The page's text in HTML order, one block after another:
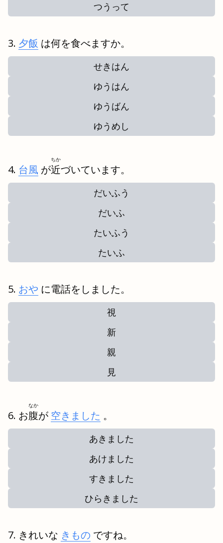
つうって
夕飯 は何を食べますか。
せきはん
ゆうはん
ゆうばん
ゆうめし
台風 が近
ちか
づいています。
だいふう
だいふ
たいふう
たいふ
おや に電話をしました。
視
新
親
見
お腹
なか
が 空きました 。
あきました
あけました
すきました
ひらきました
きれいな きもの ですね。